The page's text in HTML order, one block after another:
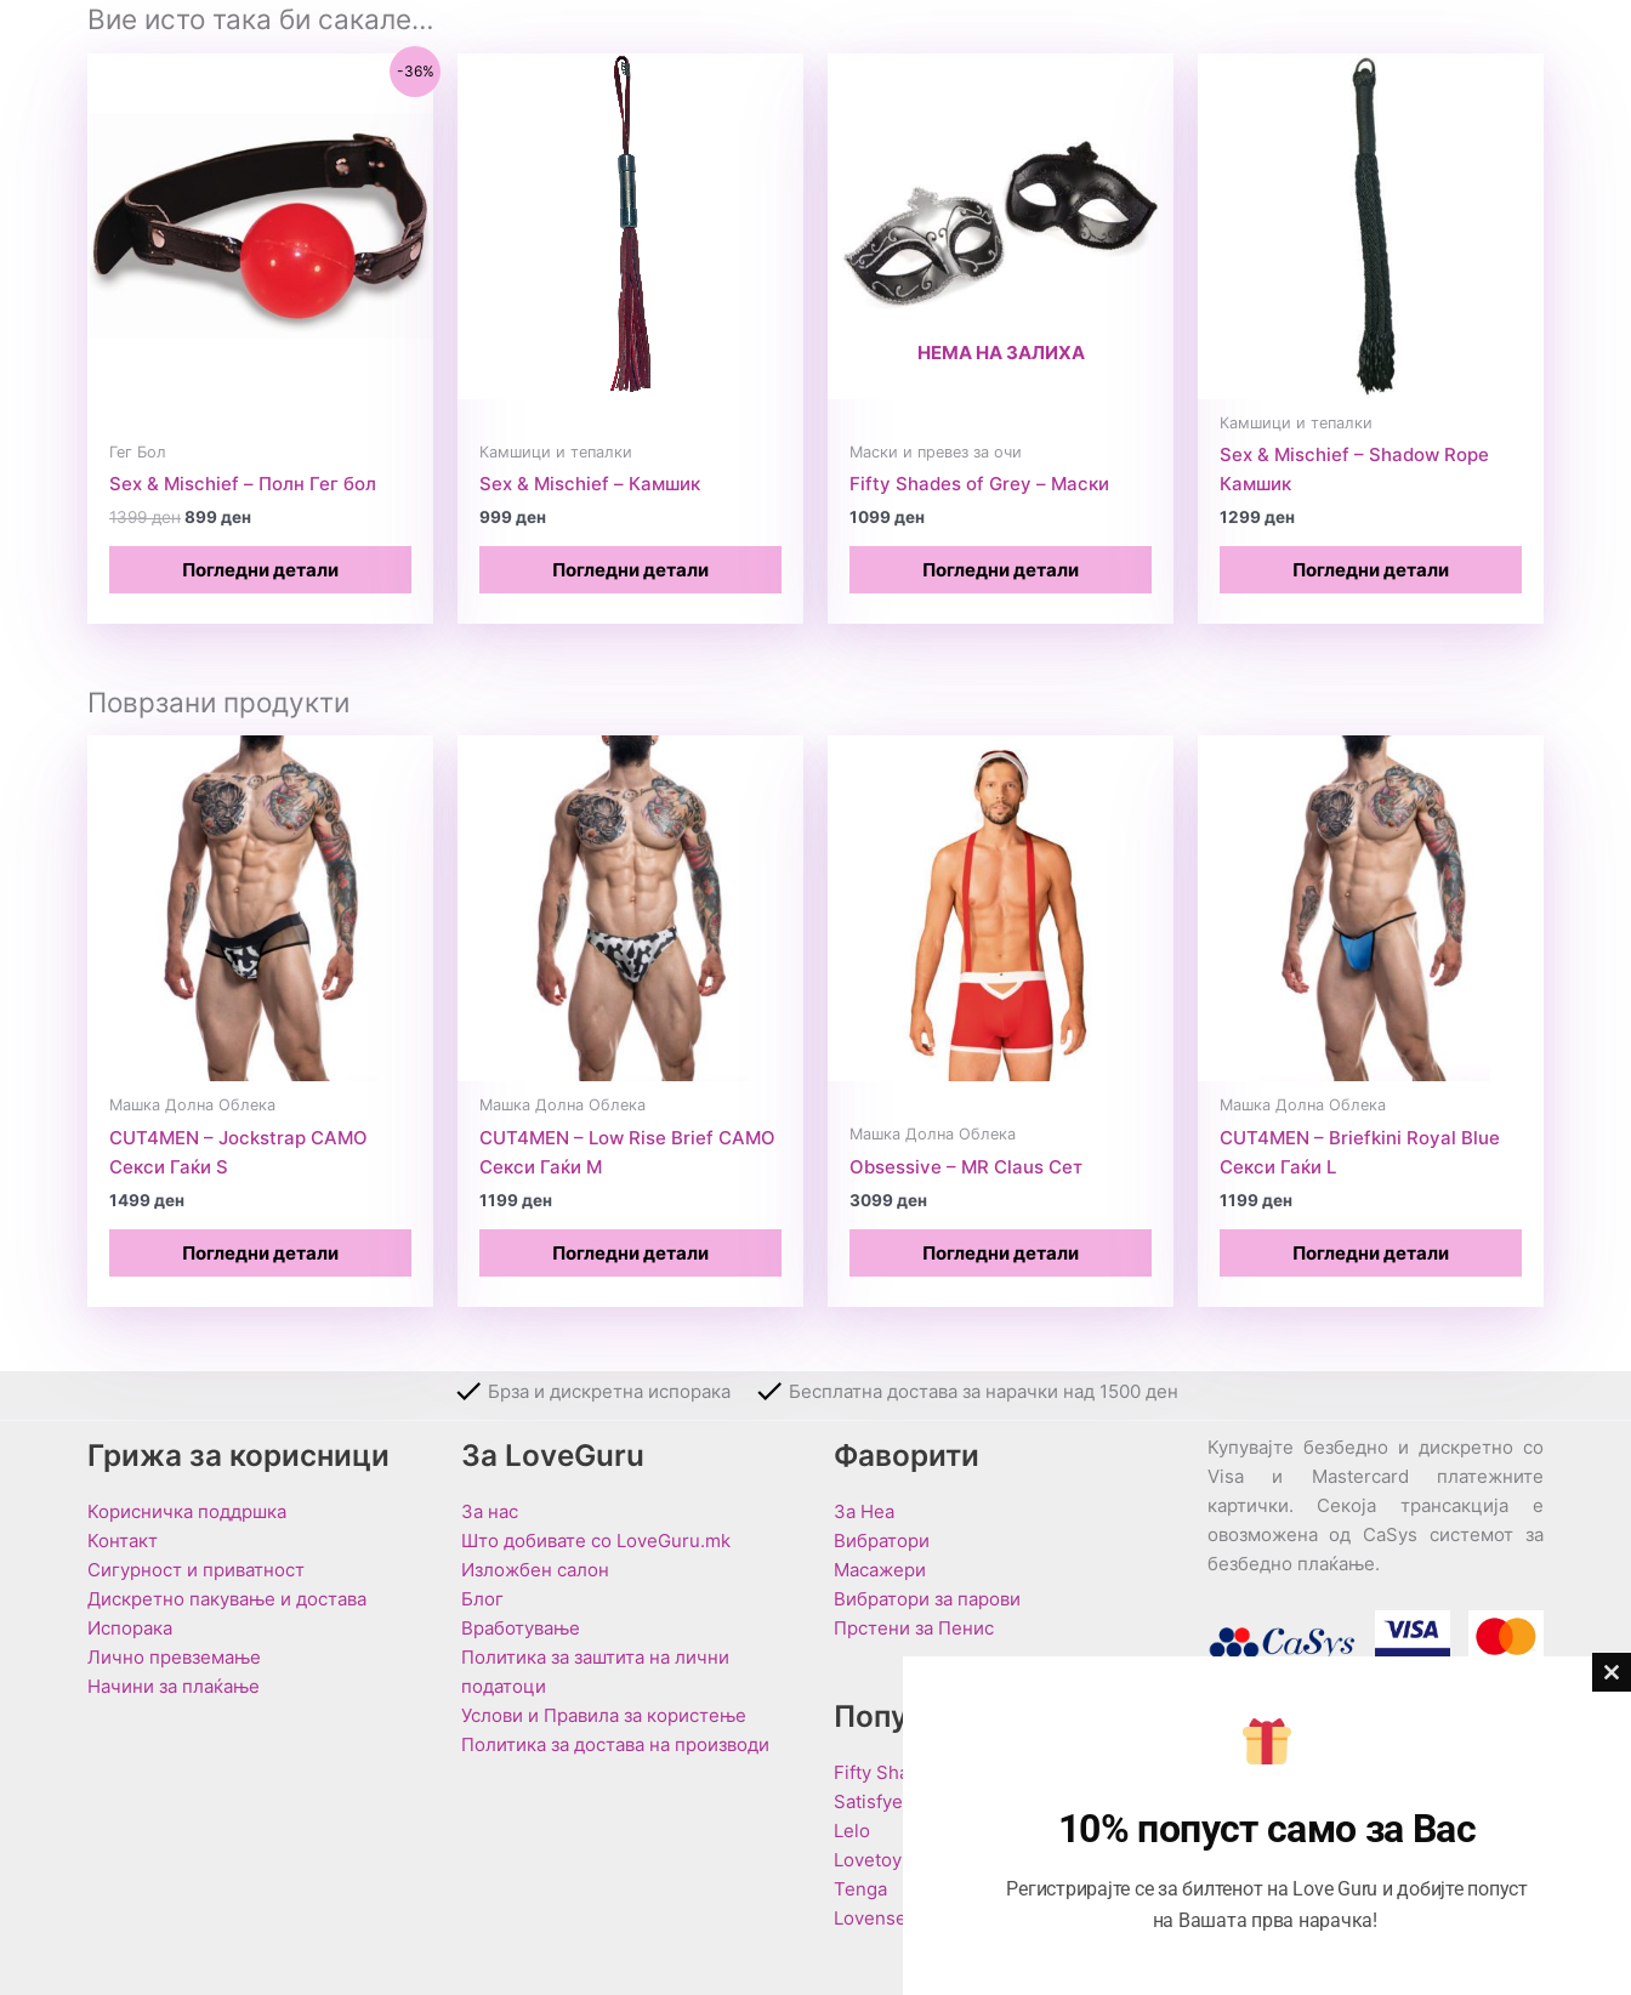
Вие исто така би сакале…
-36%
Гег Бол
Sex & Mischief – Полн Гег бол
1399денOriginal
1399 ден.
899денCurrent
899 ден.
Погледни детали
Камшици и тепалки
Sex & Mischief – Камшик
999ден
Погледни детали
НЕМА НА ЗАЛИХА
Маски и превез за очи
Fifty Shades of Grey – Маски
1099ден
Погледни детали
Камшици и тепалки
Sex & Mischief – Shadow Rope
Камшик
1299ден
Погледни детали
Поврзани продукти
Машка Долна Облека
CUT4MEN – Jockstrap CAMO
Секси Гаќи S
1499ден
Погледни детали
Машка Долна Облека
CUT4MEN – Low Rise Brief CAMO
Секси Гаќи M
1199ден
Погледни детали
Машка Долна Облека
Obsessive – MR Claus Сет
3099ден
Погледни детали
Машка Долна Облека
CUT4MEN – Briefkini Royal Blue
Секси Гаќи L
1199ден
Погледни детали
Брза и дискретна испорака Бесплатна достава за нарачки над 1500 ден
Грижа за корисници
Корисничка поддршка
Контакт
Сигурност и приватност
Дискретно пакување и достава
Испорака
Лично превземање
Начини за плаќање
За LoveGuru
За нас
Што добивате со LoveGuru.mk
Изложбен салон
Блог
Вработување
Политика за заштита на лични
податоци
Услови и Правила за користење
Политика за достава на производи
Фаворити
За Неа
Вибратори
Масажери
Вибратори за парови
Прстени за Пенис
Популарни Брендови
Fifty Shades of Grey
Satisfyer
Lelo
Lovetoy
Tenga
Lovense
Купувајте безбедно и дискретно со
Visa и Mastercard платежните
картички. Секоја трансакција е
овозможена од CaSys системот за
безбедно плаќање.
Центар за корисници
076945497; 076945498
Email:
contact@loveguru.mk
Саб – Нед: 10-18
10% попуст само за Вас
Регистрирајте се за билтенот на Love Guru и добијте попуст
на Вашата прва нарачка!